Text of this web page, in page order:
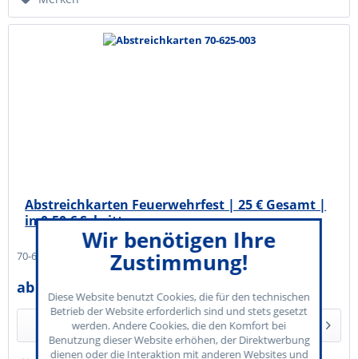
Abstreichkarten Feuerwehrfest | 25 € Gesamt |
in 0,50 € Schritten
70-625-003
ab 32,50 € *
Details
Wir benötigen Ihre
Zustimmung!
Diese Website benutzt Cookies, die für den technischen
Betrieb der Website erforderlich sind und stets gesetzt
werden. Andere Cookies, die den Komfort bei
Benutzung dieser Website erhöhen, der Direktwerbung
dienen oder die Interaktion mit anderen Websites und